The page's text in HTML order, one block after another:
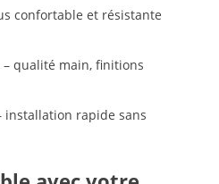
confortable et résistante
qualité main, finitions
installation rapide sans